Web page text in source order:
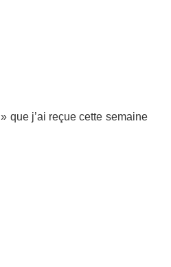
» que j’ai reçue cette semaine